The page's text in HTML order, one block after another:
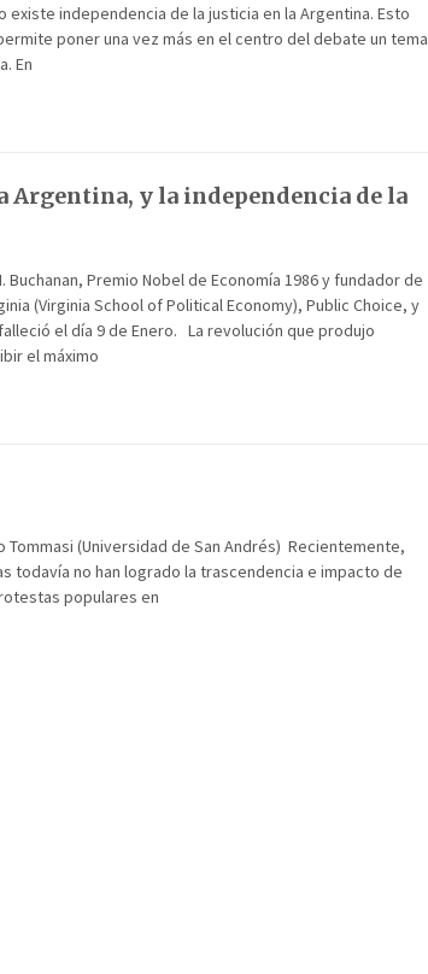
independencia de la justicia en la Argentina. Esto
poner una vez más en el centro del debate un tema
En
Argentina, y la independencia de la
Buchanan, Premio Nobel de Economía 1986 y fundador de
(Virginia School of Political Economy), Public Choice, y
el día 9 de Enero. La revolución que produjo
el máximo
Tommasi (Universidad de San Andrés) Recientemente,
todavía no han logrado la trascendencia e impacto de
populares en